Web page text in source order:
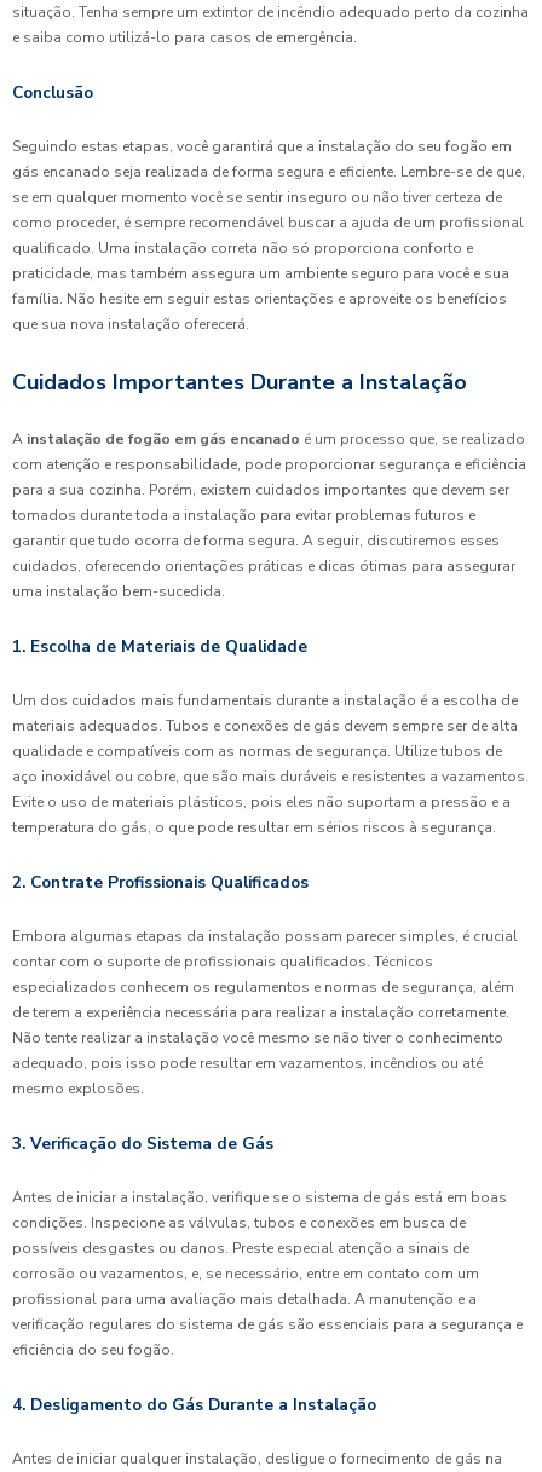
situação. Tenha sempre um extintor de incêndio adequado perto da cozinha
e saiba como utilizá-lo para casos de emergência.
Conclusão
Seguindo estas etapas, você garantirá que a instalação do seu fogão em
gás encanado seja realizada de forma segura e eficiente. Lembre-se de que,
se em qualquer momento você se sentir inseguro ou não tiver certeza de
como proceder, é sempre recomendável buscar a ajuda de um profissional
qualificado. Uma instalação correta não só proporciona conforto e
praticidade, mas também assegura um ambiente seguro para você e sua
família. Não hesite em seguir estas orientações e aproveite os benefícios
que sua nova instalação oferecerá.
Cuidados Importantes Durante a Instalação
A instalação de fogão em gás encanado é um processo que, se realizado
com atenção e responsabilidade, pode proporcionar segurança e eficiência
para a sua cozinha. Porém, existem cuidados importantes que devem ser
tomados durante toda a instalação para evitar problemas futuros e
garantir que tudo ocorra de forma segura. A seguir, discutiremos esses
cuidados, oferecendo orientações práticas e dicas ótimas para assegurar
uma instalação bem-sucedida.
1. Escolha de Materiais de Qualidade
Um dos cuidados mais fundamentais durante a instalação é a escolha de
materiais adequados. Tubos e conexões de gás devem sempre ser de alta
qualidade e compatíveis com as normas de segurança. Utilize tubos de
aço inoxidável ou cobre, que são mais duráveis e resistentes a vazamentos.
Evite o uso de materiais plásticos, pois eles não suportam a pressão e a
temperatura do gás, o que pode resultar em sérios riscos à segurança.
2. Contrate Profissionais Qualificados
Embora algumas etapas da instalação possam parecer simples, é crucial
contar com o suporte de profissionais qualificados. Técnicos
especializados conhecem os regulamentos e normas de segurança, além
de terem a experiência necessária para realizar a instalação corretamente.
Não tente realizar a instalação você mesmo se não tiver o conhecimento
adequado, pois isso pode resultar em vazamentos, incêndios ou até
mesmo explosões.
3. Verificação do Sistema de Gás
Antes de iniciar a instalação, verifique se o sistema de gás está em boas
condições. Inspecione as válvulas, tubos e conexões em busca de
possíveis desgastes ou danos. Preste especial atenção a sinais de
corrosão ou vazamentos, e, se necessário, entre em contato com um
profissional para uma avaliação mais detalhada. A manutenção e a
verificação regulares do sistema de gás são essenciais para a segurança e
eficiência do seu fogão.
4. Desligamento do Gás Durante a Instalação
Antes de iniciar qualquer instalação, desligue o fornecimento de gás na